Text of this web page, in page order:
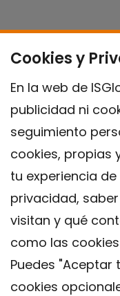
Cookies y
En la web de
publicidad ni
seguimiento
cookies, propias
tu experiencia
privacidad,
visitan y qué
como las
Puedes "Aceptar
cookies